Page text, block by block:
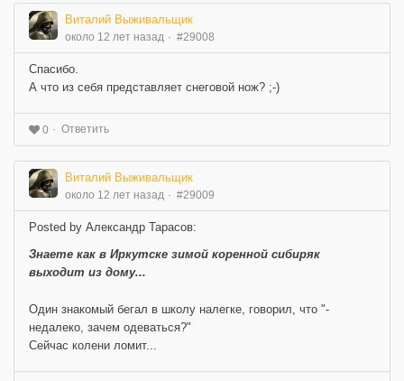
Виталий Выживальщик
около 12 лет назад #29008
Спасибо.
А что из себя представляет снеговой нож? ;-)
0 Ответить
Виталий Выживальщик
около 12 лет назад #29009
Posted by Александр Тарасов:
Знаете как в Иркутске зимой коренной сибиряк
выходит из дому...
Один знакомый бегал в школу налегке, говорил, что "-
недалеко, зачем одеваться?"
Сейчас колени ломит...